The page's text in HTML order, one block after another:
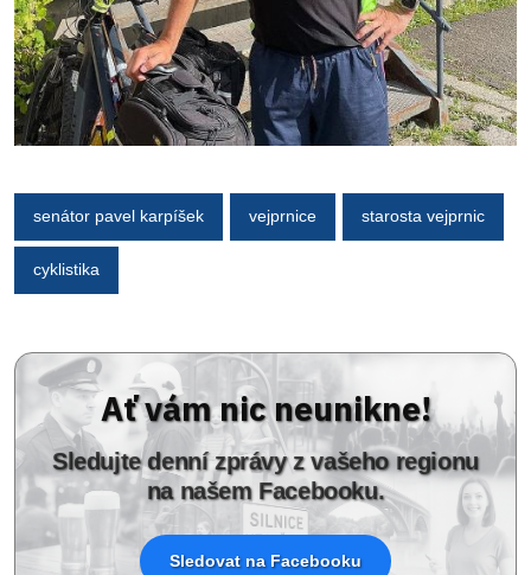
senátor pavel karpíšek vejprnice starosta vejprnic
cyklistika
Ať vám nic neunikne!
Sledujte denní zprávy z vašeho regionu
na našem Facebooku.
Sledovat na Facebooku